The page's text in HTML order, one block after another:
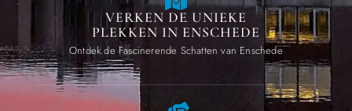
VERKEN DE UNIEKE
PLEKKEN IN ENSCHEDE
Ontdek de Fascinerende Schatten van Enschede